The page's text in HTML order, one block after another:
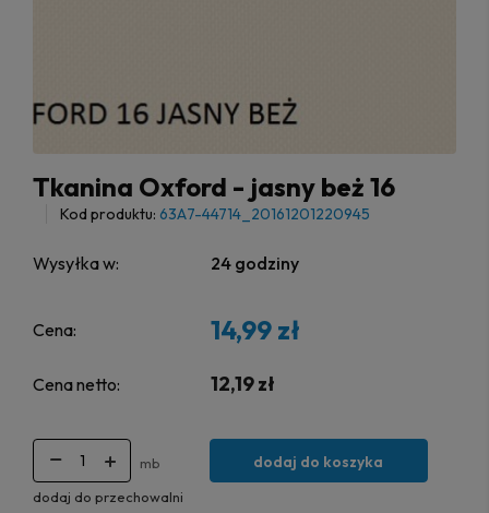
Tkanina Oxford - jasny beż 16
Kod produktu: 63A7-44714_20161201220945
Wysyłka w: 24 godziny
Cena: 14,99 zł
Cena netto: 12,19 zł
mb dodaj do koszyka
dodaj do przechowalni